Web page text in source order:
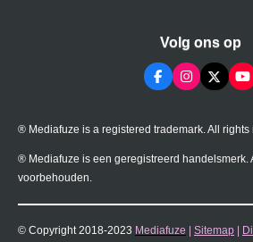
Volg ons op
F
a
b
o
I
n
a
r
X
Y
o
u
e
® Mediafuze is a registered trademark. All rights
® Mediafuze is een geregistreerd handelsmerk.
voorbehouden.
© Copyright 2018-2023 Mediafuze Sitemap